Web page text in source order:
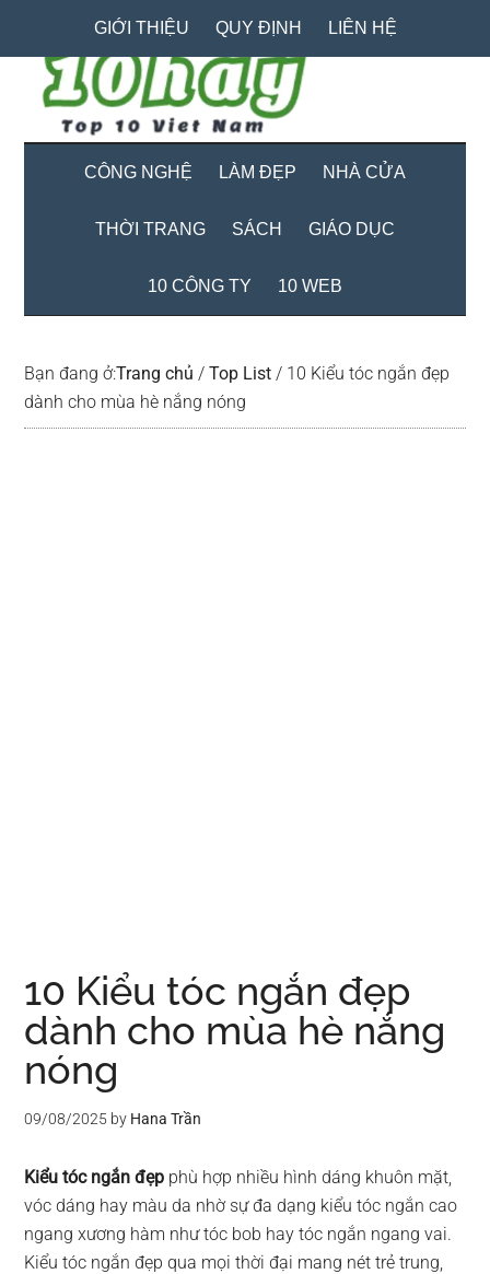
content
secondary
menu
primary
sidebar
GIỚI THIỆU QUY ĐỊNH LIÊN HỆ
CÔNG NGHỆ LÀM ĐẸP NHÀ CỬA
THỜI TRANG SÁCH GIÁO DỤC
10 CÔNG TY 10 WEB
Bạn đang ở:Trang chủ / Top List / 10 Kiểu tóc ngắn đẹp
dành cho mùa hè nắng nóng
10 Kiểu tóc ngắn đẹp
dành cho mùa hè nắng
nóng
09/08/2025 by Hana Trần
Kiểu tóc ngắn đẹp phù hợp nhiều hình dáng khuôn mặt,
vóc dáng hay màu da nhờ sự đa dạng kiểu tóc ngắn cao
ngang xương hàm như tóc bob hay tóc ngắn ngang vai.
Kiểu tóc ngắn đẹp qua mọi thời đại mang nét trẻ trung,